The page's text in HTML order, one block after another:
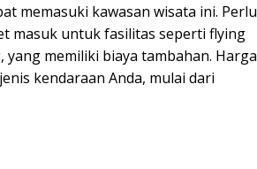
memasuki kawasan wisata ini. Perlu
masuk untuk fasilitas seperti flying
memiliki biaya tambahan. Harga
kendaraan Anda, mulai dari